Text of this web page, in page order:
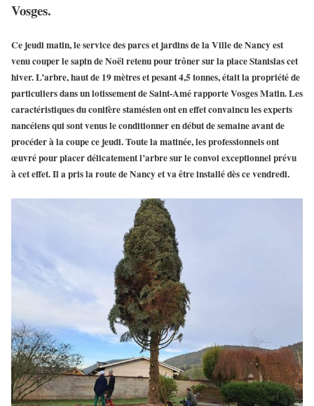
Vosges.
Ce jeudi matin, le service des parcs et jardins de la Ville de Nancy est
venu couper le sapin de Noël retenu pour trôner sur la place Stanislas cet
hiver. L’arbre, haut de 19 mètres et pesant 4,5 tonnes, était la propriété de
particuliers dans un lotissement de Saint-Amé rapporte Vosges Matin. Les
caractéristiques du conifère stamésien ont en effet convaincu les experts
nancéiens qui sont venus le conditionner en début de semaine avant de
procéder à la coupe ce jeudi. Toute la matinée, les professionnels ont
œuvré pour placer délicatement l’arbre sur le convoi exceptionnel prévu
à cet effet. Il a pris la route de Nancy et va être installé dès ce vendredi.